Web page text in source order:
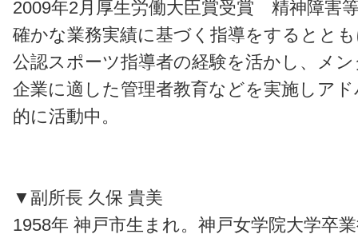
2009年2月厚生労働大臣賞受賞 精神障害
確かな業務実績に基づく指導をするとと
公認スポーツ指導者の経験を活かし、メ
企業に適した管理者教育などを実施しア
的に活動中。
▼副所長 久保 貴美
1958年 神戸市生まれ。神戸女学院大学卒